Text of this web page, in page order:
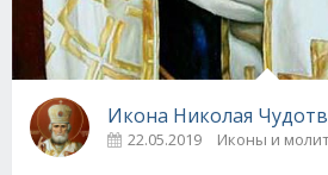
Икона Николая
22.05.2019 Иконы и